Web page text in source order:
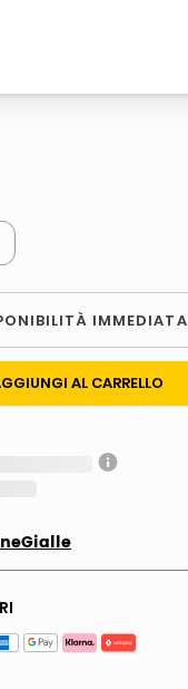
IMMEDIATA
AL CARRELLO